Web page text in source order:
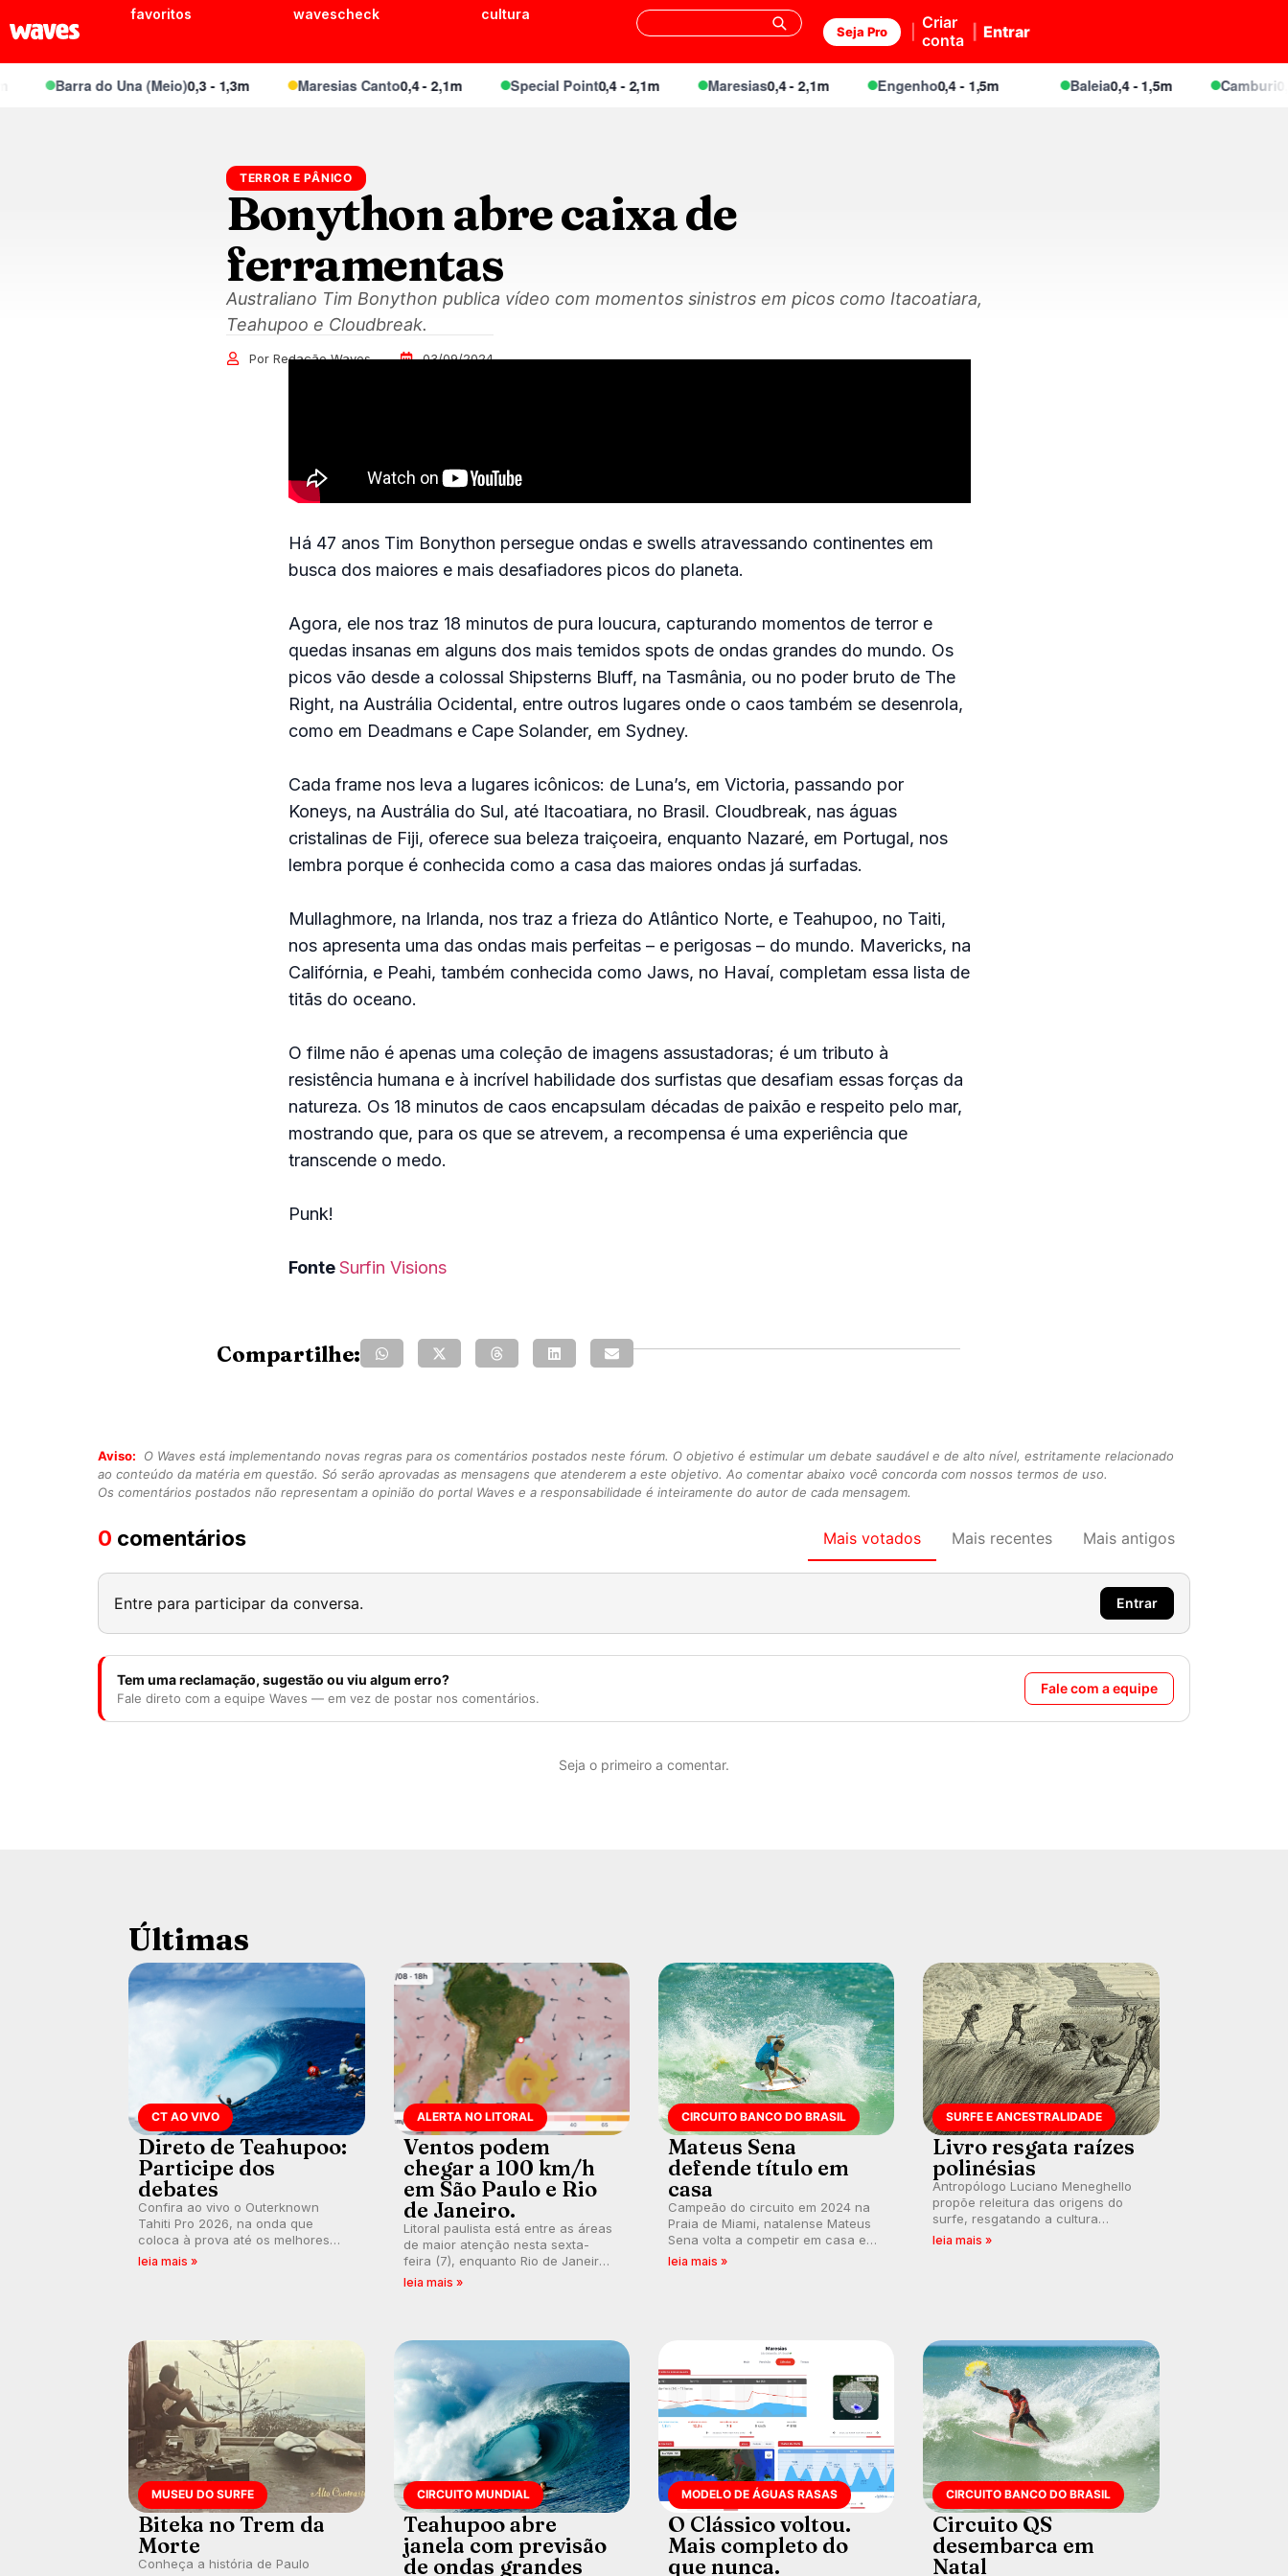
favoritos wavescheck cultura
Seja Pro
Criar
conta
Entrar
Barra do Una (Meio)0,3 - 1,3m Maresias Canto0,4 - 2,1m Special Point0,4 - 2,1m Maresias0,4 - 2,1m Engenho0,4 - 1,5m Baleia0,4 - 1,5m Camburi0,4 -
TERROR E PÂNICO
Bonython abre caixa de
ferramentas
Australiano Tim Bonython publica vídeo com momentos sinistros em picos como Itacoatiara,
Teahupoo e Cloudbreak.
Por Redação Waves 03/09/2024
Há 47 anos Tim Bonython persegue ondas e swells atravessando continentes em
busca dos maiores e mais desafiadores picos do planeta.
Agora, ele nos traz 18 minutos de pura loucura, capturando momentos de terror e
quedas insanas em alguns dos mais temidos spots de ondas grandes do mundo. Os
picos vão desde a colossal Shipsterns Bluff, na Tasmânia, ou no poder bruto de The
Right, na Austrália Ocidental, entre outros lugares onde o caos também se desenrola,
como em Deadmans e Cape Solander, em Sydney.
Cada frame nos leva a lugares icônicos: de Luna’s, em Victoria, passando por
Koneys, na Austrália do Sul, até Itacoatiara, no Brasil. Cloudbreak, nas águas
cristalinas de Fiji, oferece sua beleza traiçoeira, enquanto Nazaré, em Portugal, nos
lembra porque é conhecida como a casa das maiores ondas já surfadas.
Mullaghmore, na Irlanda, nos traz a frieza do Atlântico Norte, e Teahupoo, no Taiti,
nos apresenta uma das ondas mais perfeitas – e perigosas – do mundo. Mavericks, na
Califórnia, e Peahi, também conhecida como Jaws, no Havaí, completam essa lista de
titãs do oceano.
O filme não é apenas uma coleção de imagens assustadoras; é um tributo à
resistência humana e à incrível habilidade dos surfistas que desafiam essas forças da
natureza. Os 18 minutos de caos encapsulam décadas de paixão e respeito pelo mar,
mostrando que, para os que se atrevem, a recompensa é uma experiência que
transcende o medo.
Punk!
FonteSurfin Visions
Compartilhe:
Aviso:
O Waves está implementando novas regras para os comentários postados neste fórum. O objetivo é estimular um debate saudável e de alto nível, estritamente relacionado
ao conteúdo da matéria em questão. Só serão aprovadas as mensagens que atenderem a este objetivo. Ao comentar abaixo você concorda com nossos termos de uso.
Os comentários postados não representam a opinião do portal Waves e a responsabilidade é inteiramente do autor de cada mensagem.
0 comentários Mais votados Mais recentes Mais antigos
Entre para participar da conversa. Entrar
Tem uma reclamação, sugestão ou viu algum erro?
Fale direto com a equipe Waves — em vez de postar nos comentários.
Fale com a equipe
Seja o primeiro a comentar.
Últimas
CT AO VIVO
Direto de Teahupoo:
Participe dos
debates
Confira ao vivo o Outerknown
Tahiti Pro 2026, na onda que
coloca à prova até os melhores
surfistas do mundo. E participe dos
leia mais »
ALERTA NO LITORAL
Ventos podem
chegar a 100 km/h
em São Paulo e Rio
de Janeiro.
Litoral paulista está entre as áreas
de maior atenção nesta sexta-
feira (7), enquanto Rio de Janeiro
também recebe alerta para ventos
leia mais »
CIRCUITO BANCO DO BRASIL
Mateus Sena
defende título em
casa
Campeão do circuito em 2024 na
Praia de Miami, natalense Mateus
Sena volta a competir em casa em
busca de manter a hegemonia
leia mais »
SURFE E ANCESTRALIDADE
Livro resgata raízes
polinésias
Antropólogo Luciano Meneghello
propõe releitura das origens do
surfe, resgatando a cultura
polinésia e questionando a visão
leia mais »
MUSEU DO SURFE
Biteka no Trem da
Morte
Conheça a história de Paulo
CIRCUITO MUNDIAL
Teahupoo abre
janela com previsão
de ondas grandes
MODELO DE ÁGUAS RASAS
O Clássico voltou.
Mais completo do
que nunca.
CIRCUITO BANCO DO BRASIL
Circuito QS
desembarca em
Natal